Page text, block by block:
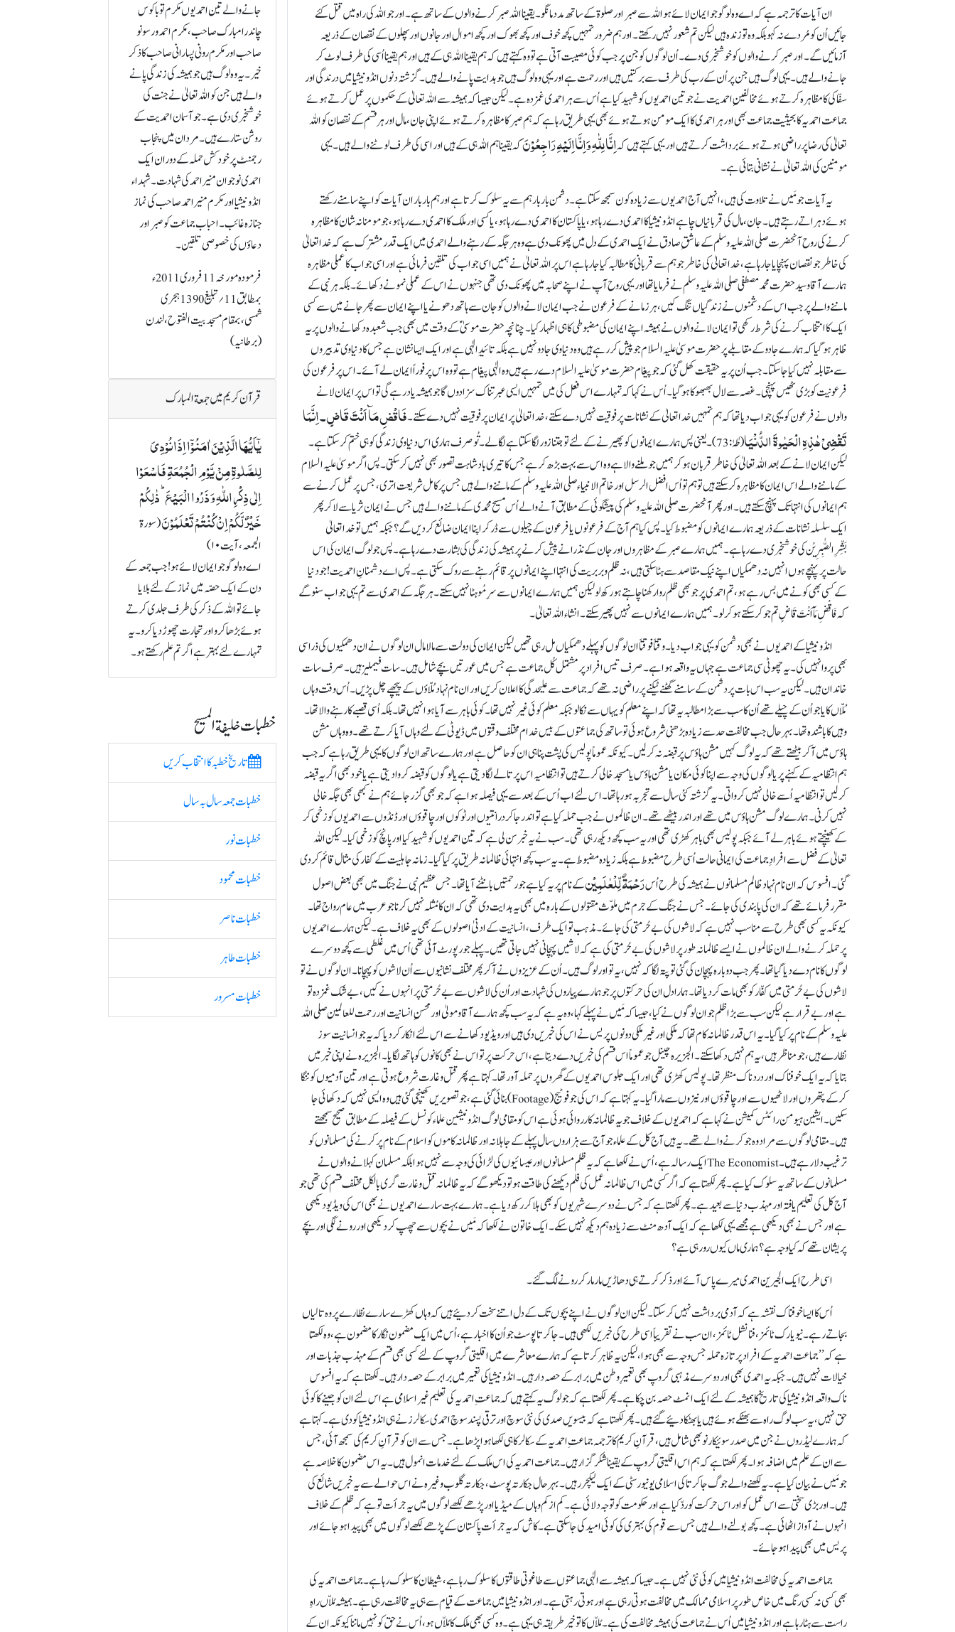
ان آیات کا ترجمہ ہے کہ اے وہ لوگو جو ایمان لائے ہو اللہ سے صبر اور صلوۃ کے ساتھ مدد مانگو۔ یقینا اللہ صبر کرنے والوں کے ساتھ ہے۔ اور جو اللہ کی راہ میں قتل کئے
جائیں اُن کو مُردے نہ کہو بلکہ وہ تو زندہ ہیں لیکن تم شعور نہیں رکھتے۔ اور ہم ضرور تمہیں کچھ خوف اور کچھ بھوک اور کچھ اموال اور جانوں اور پھلوں کے نقصان کے ذریعہ
آزمائیں گے۔ اور صبر کرنے والوں کو خوشخبری دے۔ اُن لوگوں کو جن پر جب کوئی مصیبت آتی ہے تو وہ کہتے ہیں کہ ہم یقینا اللہ ہی کے ہیں اور ہم یقینا اُسی کی طرف لوٹ کر
جانے والے ہیں۔ یہی لوگ ہیں جن پر اُن کے رب کی طرف سے برکتیں ہیں اور رحمت ہے اور یہی وہ لوگ ہیں جو ہدایت پانے والے ہیں۔ گزشتہ دنوں انڈونیشیا میں درندگی اور
سفّاکی کا مظاہرہ کرتے ہوئے مخالفینِ احمدیت نے جو تین احمدیوں کو شہید کیا ہے اُس سے ہر احمدی غمزدہ ہے۔ لیکن جیسا کہ ہمیشہ سے اللہ تعالیٰ کے حکموں پر عمل کرتے ہوئے
جماعت احمدیہ کا بحیثیت جماعت بھی اور ہر احمدی کا ایک مومن ہوتے ہوئے بھی یہی طریق رہا ہے کہ ہم صبر کا مظاہرہ کرتے ہوئے اپنی جان، مال اور ہر قسم کے نقصان کو اللہ
تعالیٰ کی رضا پر راضی ہوتے ہوئے برداشت کرتے ہیں اور یہی کہتے ہیں کہاِنَّا لِلّٰہِ وَاِنَّااِلَیْہِ رَاجِعُوْنَکہ یقینا ہم اللہ ہی کے ہیں اور اسی کی طرف لوٹنے والے ہیں۔ یہی
مومنین کی اللہ تعالیٰ نے نشانی بتائی ہے۔
یہ آیات جو مَیں نے تلاوت کی ہیں، انہیں آج احمدیوں سے زیادہ کون سمجھ سکتا ہے۔ دشمن بار بار ہم سے یہ سلوک کرتا ہے اور ہم بار بار ان آیات کو اپنے سامنے رکھتے
ہوئے دہراتے رہتے ہیں۔ جان، مال کی قربانیاں چاہے انڈونیشیا کا احمدی دے رہا ہو، یا پاکستان کا احمدی دے رہا ہو، یا کسی اور ملک کا احمدی دے رہا ہو، جو مومنانہ شان کا مظاہرہ
کرنے کی روح آنحضرت صلی اللہ علیہ وسلم کے عاشقِ صادق نے ایک احمدی کے دل میں پھونک دی ہے وہ ہر جگہ کے رہنے والے احمدی میں ایک قدرمشترک ہے کہ خدا تعالیٰ
کی خاطر جو نقصان پہنچایا جا رہا ہے، خدا تعالیٰ کی خاطر جو ہم سے قربانی کا مطالبہ کیا جا رہا ہے اس پر اللہ تعالیٰ نے ہمیں اسی جواب کی تلقین فرمائی ہے اور اسی جواب کا عملی مظاہرہ
ہمارے آقا و سید حضرت محمد مصطفی صلی اللہ علیہ وسلم نے فرمایا تھا اور یہی روح آپ نے اپنے صحابہ میں پھونک دی تھی جنہوں نے اس کے عملی نمونے دکھائے۔ بلکہ ہر نبی کے
ماننے والے پر جب اس کے دشمنوں نے زندگیاں تنگ کیں، ہر زمانے کے فرعون نے جب ایمان لانے والوں کو جان سے ہاتھ دھونے یا اپنے ایمان سے پھر جانے میں سے کسی
ایک کا انتخاب کرنے کی شرط رکھی تو ایمان لانے والوں نے ہمیشہ اپنے ایمان کی مضبوطی کا ہی اظہار کیا۔ چنانچہ حضرت موسیٰ ؑ کے وقت میں بھی جب شعبدہ دکھانے والوں پر یہ
ظاہر ہو گیا کہ ہمارے جادو کے مقابلے پر حضرت موسیٰ علیہ السلام جو پیش کر رہے ہیں وہ دنیاوی جادو نہیں ہے بلکہ تائیدِ الٰہی ہے اور ایک ایسا نشان ہے جس کا دنیاوی تدبیروں
سے مقابلہ نہیں کیا جا سکتا۔ جب اُن پر یہ حقیقت کھل گئی کہ جو پیغام حضرت موسیٰ علیہ السلام دے رہے ہیں وہ الٰہی پیغام ہے تو وہ اس پر فوراً ایمان لے آئے۔ اس پر فرعون کی
فرعونیت کو بڑی ٹھیس پہنچی۔ غصہ سے لال بھبھوکا ہو گیا۔ اُس نے کہا کہ تمہارے اس فعل کی میں تمہیں ایسی عبرتناک سزا دوں گا جو ہمیشہ یاد رہے گی تو اس پر ایمان لانے
والوں نے فرعون کو یہی جواب دیا تھا کہ ہم تمہیں خدا تعالیٰ کے نشانات پر فوقیت نہیں دے سکتے، خدا تعالیٰ پرایمان پر فوقیت نہیں دے سکتے۔فَاقْضِ مَآ اَنْتَ قَاضٍ۔ اِنَّمَا
تَقْضِیْ ھٰذِہِ الْحَیٰوۃَ الدُّنْیَا
(طٰہٰ: 73)۔ یعنی پس ہمارے ایمانوں کو پھیرنے کے لئے تو جتنا زور لگا سکتا ہے لگا لے۔ تُو صرف ہماری اس دنیاوی زندگی کو ہی ختم کر سکتا ہے۔
لیکن ایمان لانے کے بعد اللہ تعالیٰ کی خاطر قربان ہو کر ہمیں جو ملنے والا ہے وہ اس سے بہت بڑھ کر ہے جس کا تیری بادشاہت تصور بھی نہیں کر سکتی۔ پس اگر موسیٰ علیہ السلام
کے ماننے والے اس ایمان کا مظاہرہ کر سکتے ہیں تو ہم تو اُس افضل الرسل اور خاتم الانبیاء صلی اللہ علیہ وسلم کے ماننے والے ہیں جس پر کامل شریعت اتری، جس پر عمل کرنے سے
ہم ایمانوں کی انتہا تک پہنچ سکتے ہیں۔ اور پھر آنحضرت صلی اللہ علیہ وسلم کی پیشگوئی کے مطابق آنے والے اُس مسیح محمدی کے ماننے والے ہیں جس نے ایمان ثریا سے لا کر پھر
ایک سلسلہ نشانات کے ذریعہ ہمارے ایمانوں کو مضبوط کیا۔ پس کیا ہم آج کے فرعونوں یا فرعون کے چیلوں سے ڈر کر اپنا ایمان ضائع کر دیں گے؟ جبکہ ہمیں تو خدا تعالیٰ
بَشِّرِالصّٰبِرِیْن کی خوشخبری دے رہا ہے۔ ہمیں ہمارے صبر کے مظاہروں اور جان کے نذرانے پیش کرنے پر ہمیشہ کی زندگی کی بشارت دے رہا ہے۔ پس جو لوگ ایمان کی اس
حالت پر پہنچے ہوں انہیں نہ دھمکیاں اپنے نیک مقاصد سے ہٹا سکتی ہیں، نہ ظلم و بربریت کی انتہا اپنے ایمانوں پر قائم رہنے سے روک سکتی ہے۔ پس اے دشمنانِ احمدیت! جو دنیا
کے کسی بھی کونے میں بس رہے ہو، تم احمدی پر جو بھی ظلم روا رکھنا چاہتے ہو رکھ لولیکن ہمیں ہمارے ایمانوں سے سرِ مُو ہٹا نہیں سکتے۔ ہر جگہ کے احمدی سے تم یہی جواب سنو گے
کہ فَاقْضِ مَآ اَنْتَ قَاضٍ تم جو کر سکتے ہو کر لو۔ ہمیں ہمارے ایمانوں سے نہیں پھیر سکتے۔ انشاء اللہ تعالیٰ۔
انڈونیشیا کے احمدیوں نے بھی دشمن کو یہی جواب دیا۔ وقتاً فوقتاً ان لوگوں کو پہلے دھمکیاں مل رہی تھیں لیکن ایمان کی دولت سے مالا مال ان لوگوں نے ان دھمکیوں کی ذرا سی
بھی پروا نہیں کی۔ یہ چھوٹی سی جماعت ہے جہاں یہ واقعہ ہوا ہے۔ صرف تیس افراد پر مشتمل کُل جماعت ہے جس میں عورتیں بچے شامل ہیں۔ سات فیملیز ہیں۔ صرف سات
خاندان ہیں۔ لیکن یہ سب اس بات پر دشمن کے سامنے گھٹنے ٹیکنے پر راضی نہ تھے کہ جماعت سے علیحدگی کا اعلان کریں اور ان نام نہاد مُلّاؤں کے پیچھے چل پڑیں۔ اُس وقت وہاں
مُلّاں کا یا جو اُن کے چیلے تھے اُن کا سب سے بڑا مطالبہ یہ تھا کہ اپنے معلم کو یہاں سے نکالو جبکہ معلم کوئی غیر نہیں تھا۔ کوئی باہر سے آیا ہوا نہیں تھا۔ بلکہ اُسی قصبے کا رہنے والا تھا۔
وہیں کا باشندہ تھا۔ بہر حال جب مخالفت حد سے زیادہ بڑھنی شروع ہوئی تو ساتھ کی جماعتوں کے بیس خدام مختلف وقتوں میں ڈیوٹی کے لئے وہاں آیا کرتے تھے۔ وہ وہاں مشن
ہاؤس میں آ کر بیٹھتے تھے کہ یہ لوگ کہیں مشن ہاؤس پر قبضہ نہ کر لیں۔ کیونکہ عموماً پولیس کی پشت پناہی ان کو حاصل ہے اور ہمارے ساتھ ان لوگوں کایہی طریق رہا ہے کہ جب
ہم انتظامیہ کے کہنے پریا لوگوں کی وجہ سے اپنا کوئی مکان یا مشن ہاؤس یا مسجد خالی کرتے ہیں تو انتظامیہ اس پر تالے لگا دیتی ہے یا لوگوں کو قبضہ کروا دیتی ہے یا خود بھی اگر یہ قبضہ
کر لیں تو انتظامیہ اُسے خالی نہیں کرواتی۔ یہ گزشتہ کئی سال سے تجربہ ہو رہا تھا۔ اس لئے اب اُس کے بعد سے یہی فیصلہ ہوا ہے کہ جو بھی گزر جائے ہم نے کبھی بھی جگہ خالی
نہیں کرنی۔ ہمارے لوگ مشن ہاؤس میں تھے اور اندر بیٹھے تھے۔ ان ظالموں نے جب حملہ کیا ہے تو اندر جا کر درانتیوں اور ٹوکوں اور چاقوؤں اور ڈنڈوں سے احمدیوں کو زخمی کر
کے کھینچتے ہوئے باہر لے آئے جبکہ پولیس بھی باہر کھڑی تھی اور یہ سب کچھ دیکھ رہی تھی۔ سب نے یہ خبر سن لی ہے کہ تین احمدیوں کو شہید کیا اور پانچ کو زخمی کیا۔ لیکن اللہ
تعالیٰ کے فضل سے افرادِ جماعت کی ایمانی حالت اُسی طرح مضبوط ہے بلکہ زیادہ مضبوط ہے۔ یہ سب کچھ انتہائی ظالمانہ طریق پر کیا گیا۔ زمانہ جاہلیت کے کفار کی مثال قائم کر دی
گئی۔ افسوس کہ ان نام نہاد ظالم مسلمانوں نے ہمیشہ کی طرح اُسرَحْمَۃٌ لِّلْعٰلَمِیْنکے نام پر یہ کیا ہے جو رحمتیں بانٹنے آیا تھا۔ جس عظیم نبی نے جنگ میں بھی بعض اصول
مقرر فرمائے تھے کہ ان کی پابندی کی جائے۔ جس نے جنگ کے جرم میں ملوّث مقتولوں کے بارہ میں بھی یہ ہدایت دی تھی کہ ان کا مُثلہ نہیں کرنا جو عرب میں عام رواج تھا۔
کیونکہ یہ کسی بھی طرح سے مناسب نہیں ہے کہ لاشوں کی بے حُرمتی کی جائے۔ مذہب تو ایک طرف، انسانیت کے ادنیٰ اصولوں کے بھی یہ خلاف ہے۔ لیکن ہمارے احمدیوں
پر حملہ کرنے والے ان ظالموں نے ایسے ظالمانہ طور پر لاشوں کی بے حُرمتی کی ہے کہ لاشیں پہچانی نہیں جاتی تھیں۔ پہلے جو رپورٹ آئی تھی اُس میں غلطی سے کچھ دوسرے
لوگوں کا نام دے دیا گیا تھا۔ پھر جب دوبارہ پہچان کی گئی تو پتہ لگا کہ نہیں، یہ تو اور لوگ ہیں۔ اُن کے عزیزوں نے آ کر پھر مختلف نشانیوں سے اُن لاشوں کو پہچانا۔ ان لوگوں نے تو
لاشوں کی بے حُرمتی میں کفّار کو بھی مات کر دیا تھا۔ ہمارا دل ان کی حرکتوں پر جو ہمارے پیاروں کی شہادت اور اُن کی لاشوں سے بے حُرمتی پر انہوں نے کیں، بے شک غمزدہ تو
ہے اور بے قرار ہے لیکن سب سے بڑا ظلم جو ان لوگوں نے کیا، جیسا کہ مَیں نے پہلے کہا، وہ یہ ہے کہ یہ سب کچھ ہمارے آقا و مولیٰ اور محسنِ انسانیت اور رحمت للعالمین صلی اللہ
علیہ وسلم کے نام پر کیا گیا۔ یہ اس قدر ظالمانہ کام تھا کہ ملکی اور غیر ملکی دونوں پریس نے اس کی خبریں دی ہیں اور ویڈیو دکھانے سے اس لئے انکار کر دیا کہ یہ جو انسانیت سوز
نظارے ہیں، جو مناظر ہیں، یہ ہم نہیں دکھا سکتے۔ الجزیرہ چینل جو عموماً اس قسم کی خبریں دے دیتا ہے، اس حرکت پر تو اس نے بھی کانوں کو ہاتھ لگایا۔ الجزیرہ نے اپنی خبر میں
بتایا کہ یہ ایک خوفناک اور دردناک منظر تھا۔ پولیس کھڑی تھی اور ایک جلوس احمدیوں کے گھروں پر حملہ آور تھا۔ کہتا ہے پھر قتل و غارت شروع ہوتی ہے اور تین آدمیوں کو ننگا
کر کے پتھروں اور لاٹھیوں سے اور چاقوؤں اور نیزوں سے مارا گیا۔ یہ کہتا ہے کہ اس کی جو فوٹیج (Footage) بنائی گئی ہے، جو تصویریں کھینچی گئی ہیں وہ ایسی نہیں کہ دکھائی جا
سکیں۔ ایشین ہیومن رائٹس کمیشن نے کہا ہے کہ احمدیوں کے خلاف جو یہ ظالمانہ کارروائی ہوئی ہے اس کو مقامی لوگ انڈونیشین علماء کونسل کے فیصلہ کے مطابق صحیح سمجھتے
ہیں۔ مقامی لوگوں سے مراد وہ جو کرنے والے تھے۔ یہ ہیں آج کل کے علماء جو آج سے ہزاروں سال پہلے کے جاہلانہ اور ظالمانہ کاموں کو اسلام کے نام پر کرنے کی مسلمانوں کو
ترغیب دلا رہے ہیں۔ The Economistایک رسالہ ہے، اُس نے لکھا ہے کہ یہ ظلم مسلمانوں اور عیسائیوں کی لڑائی کی وجہ سے نہیں ہوا بلکہ مسلمان کہلانے والوں نے
مسلمانوں کے ساتھ یہ سلوک کیا ہے۔ پھر لکھتا ہے کہ اگر کسی میں اس ظالمانہ عمل کی فلم دیکھنے کی طاقت ہو تو دیکھو گے کہ یہ ظالمانہ قتل و غارت گری بالکل مختلف قسم کی تھی جو
آج کل کی تعلیم یافتہ اور مہذب دنیا سے بعید ہے۔ پھر لکھتا ہے کہ جس نے دوسرے شہریوں کو بھی ہلا کر رکھ دیا ہے۔ ہمارے بہت سارے احمدیوں نے بھی اس کی ویڈیو دیکھی
ہے اور جس نے بھی دیکھی ہے مجھے یہی لکھا ہے کہ ایک آدھ منٹ سے زیادہ ہم دیکھ نہیں سکے۔ ایک خاتون نے لکھا کہ مَیں نے بچوں سے چھپ کر دیکھی اور رونے لگی اور بچے
پریشان تھے کہ کیا وجہ ہے؟ ہماری ماں کیوں رو رہی ہے؟
اسی طرح ایک ا لجیرین احمدی میرے پاس آئے اور ذکر کرتے ہی دھاڑیں مار مار کر رونے لگ گئے۔
اُس کا ایسا خوفناک نقشہ ہے کہ آدمی برداشت نہیں کر سکتا۔ لیکن ان لوگوں نے اپنے بچوں تک کے دل اتنے سخت کر دئیے ہیں کہ وہاں کھڑے سارے نظارے پر وہ تالیاں
بجاتے رہے۔ نیو یارک ٹائمز، فنانشل ٹائمز، ان سب نے تقریباً اسی طرح کی خبریں لکھی ہیں۔ جاکرتا پوسٹ جو اُن کا اخبار ہے، اُس میں ایک مضمون نگار کا مضمون ہے، وہ لکھتا
ہے کہ ’’جماعت احمدیہ کے افراد پر تازہ حملہ جس وجہ سے بھی ہوا، لیکن یہ ظاہر کرتا ہے کہ ہمارے معاشرے میں اقلیتی گروپ کے لئے کسی بھی قسم کے مہذب جذبات اور
خیالات نہیں ہیں۔ جبکہ یہ احمدی بھی اور دوسرے مذہبی گروپ بھی تعمیرِ وطن میں برابر کے حصہ دار ہیں۔ انڈونیشیا کی تعمیر میں برابر کے حصہ دار ہیں۔ لکھتا ہے کہ یہ افسوس
ناک واقعہ انڈونیشیا کی تاریخ کا ہمیشہ کے لئے ایک انمٹ حصہ بن چکا ہے۔ پھر لکھتا ہے کہ جو لوگ یہ کہتے ہیں کہ جماعتِ احمدیہ کی تعلیم غیر اسلامی ہے اس لئے ان کو جینے کا کوئی
حق نہیں، یہ سب لوگ راہ سے بھٹکے ہوئے ہیں یا بھٹکا دئیے گئے ہیں۔ پھر لکھتا ہے کہ بیسویں صدی کی نئی سوچ اور ترقی پسند سوچ احمدی سکالرز نے ہی انڈونیشیا کو دی ہے۔ کہتا ہے
کہ ہمارے لیڈروں نے جن میں صدرسوئیکارنو بھی شامل ہیں، قرآنِ کریم کا ترجمہ جماعتِ احمدیہ کے سکالر کا ہی لکھا ہوا پڑھا ہے۔ جس سے ان کو قرآنِ کریم کی سمجھ آئی، جس
سے ان کے علم میں اضافہ ہوا۔ پھر لکھتا ہے کہ ہم اس اقلیتی گروپ کے یقینا شکر گزار ہیں۔ جماعت احمدیہ کی اس ملک کے لئے خدمات انمول ہیں۔ یہ اس مضمون کا خلاصہ ہے
جو مَیں نے بیان کیا ہے۔ یہ لکھنے والے جوگ جاکرتاکی اسلامی یونیورسٹی کے ایک لیکچرر ہیں۔ بہرحال جکارتہ پوسٹ، جکارتہ گلوب وغیرہ نے اس حوالے سے یہ خبریں شائع کی
ہیں۔ اور بڑی سختی سے اس عمل کو اور اس حرکت کو ردّ کیا ہے اور حکومت کو توجہ دلائی ہے۔ کم از کم وہاں کے میڈیا اور پڑھے لکھے لوگوں میں یہ جرأت تو ہے کہ ظلم کے خلاف
انہوں نے آواز اٹھائی ہے۔ کچھ بولنے والے ہیں جس سے قوم کی بہتری کی کوئی امید کی جا سکتی ہے۔ کاش کہ یہ جرأت پاکستان کے پڑھے لکھے لوگوں میں بھی پیدا ہو جائے اور
پریس میں بھی پیدا ہو جائے۔
جماعت احمدیہ کی مخالفت انڈونیشیا میں کوئی نئی نہیں ہے۔ جیسا کہ ہمیشہ سے الٰہی جماعتوں سے طاغوتی طاقتوں کا سلوک رہا ہے، شیطان کا سلوک رہا ہے۔ جماعت احمدیہ کی
بھی کسی نہ کسی رنگ میں خاص طور پر اسلامی ممالک میں مخالفت ہوتی رہی ہے اور ہوتی رہتی ہے۔ اور انڈونیشیا میں جماعت کے قیام سے ہی یہ مخالفت رہی ہے۔ ہمیشہ مُلاّں راہِ
راست سے ہٹا رہا ہے اور انڈونیشیا میں اُس نے جماعت کی ہمیشہ مخالفت کی ہے۔ مُلاّں کا تو خیر طریقہ ہی یہی ہے۔ وہ کسی بھی ملک کا مُلاّں ہو، اُس نے حق کو نہیں مانناکیونکہ ان کے
جانے والے تین احمدیوں مکرم توباکوس
چاندرا مبارک صاحب، مکرم احمد ورسونو
صاحب اور مکرم رونی پسارانی صاحب کا ذکر
خیر۔ یہ وہ لوگ ہیں جو ہمیشہ کی زندگی پانے
والے ہیں جن کو اللہ تعالیٰ نے جنت کی
خوشخبری دی ہے۔ جوآسمان احمدیت کے
روشن ستارے ہیں۔ مردان میں پنجاب
رجمنٹ پر خو د کش حملہ کے دوران ایک
احمدی نوجوان منیر احمد کی شہادت۔ شہداء
انڈونیشیا اور مکرم منیر احمد صاحب کی نماز
جنازہ غائب۔ احباب جماعت کو صبر اور
دعاؤں کی خصوصی تلقین۔
فرمودہ مورخہ 11فروری 2011ء
بمطابق 11 ؍تبلیغ 1390 ہجری
شمسی، بمقام مسجد بیت الفتوح، لندن
(برطانیہ)
قرآن کریم میں جمعة المبارک
یٰۤاَیُّہَا الَّذِیۡنَ اٰمَنُوۡۤا اِذَا نُوۡدِیَ
لِلصَّلٰوۃِ مِنۡ یَّوۡمِ الۡجُمُعَۃِ فَاسۡعَوۡا
اِلٰی ذِکۡرِ اللّٰہِ وَ ذَرُوا الۡبَیۡعَ ؕ ذٰلِکُمۡ
خَیۡرٌ لَّکُمۡ اِنۡ کُنۡتُمۡ تَعۡلَمُوۡنَ(سورة
الجمعہ، آیت ۱۰)
اے وہ لوگو جو ایمان لائے ہو! جب جمعہ کے
دن کے ایک حصّہ میں نماز کے لئے بلایا
جائے تو اللہ کے ذکر کی طرف جلدی کرتے
ہوئے بڑھا کرو اور تجارت چھوڑ دیا کرو۔ یہ
تمہارے لئے بہتر ہے اگر تم علم رکھتے ہو۔
خطبات خلیفة المسیح
تاریخ خطبہ کا انتخاب کریں
خطبات جمعہ سال بہ سال
خطبات نور
خطبات محمود
خطبات ناصر
خطبات طاہر
خطبات مسرور